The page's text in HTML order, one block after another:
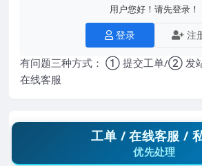
用户您好！请先登录！
登录 注
有问题三种方式： ① 提交工单/② 发
在线客服
工单 / 在线客服 /
优先处理